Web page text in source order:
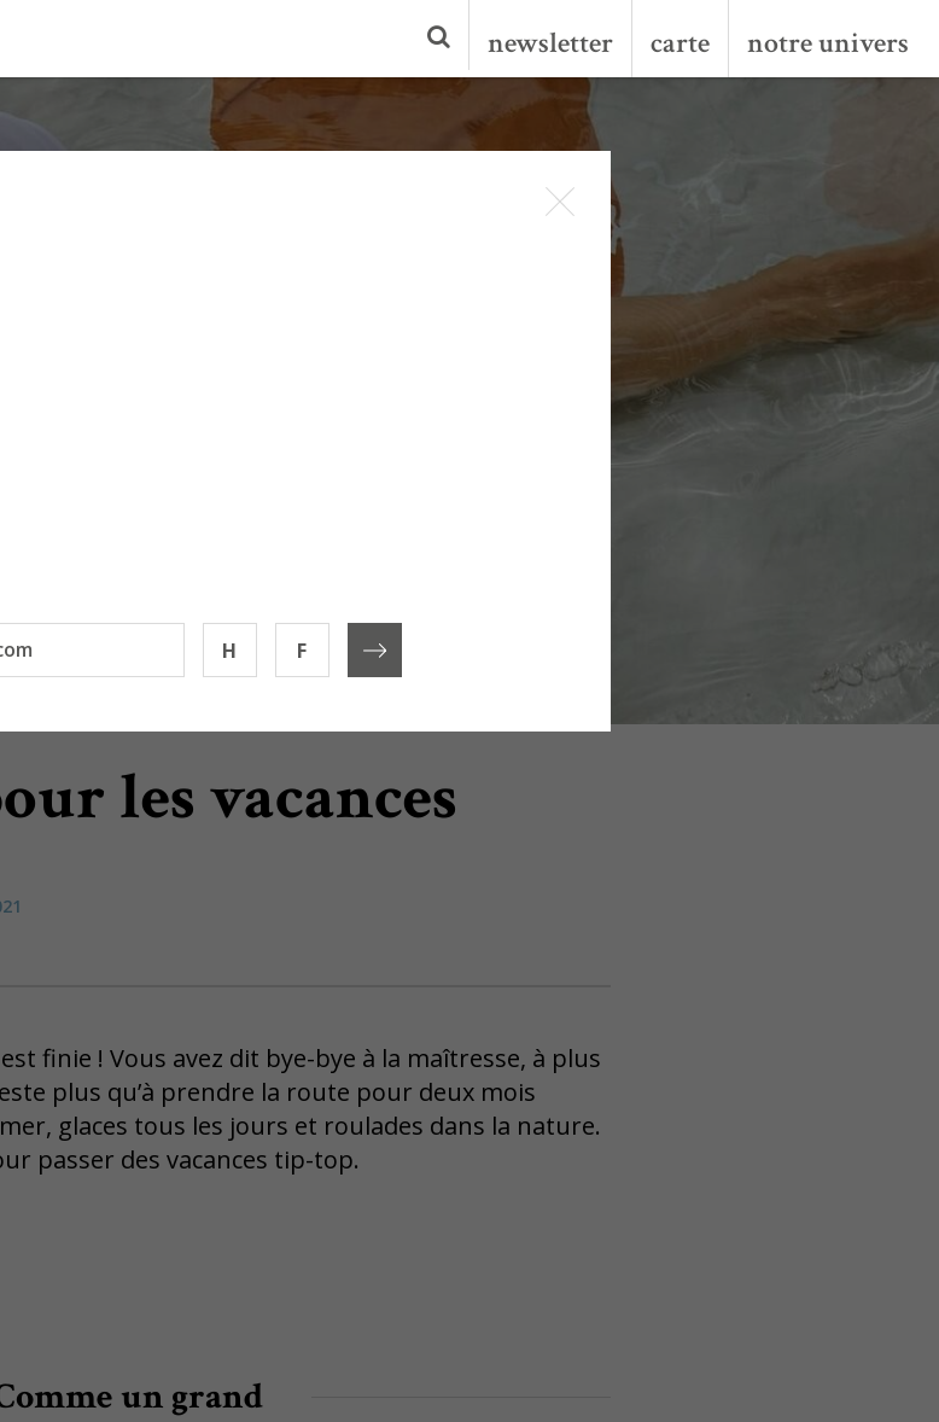
newsletter carte notre univers
les vacances
finie ! Vous avez dit bye-bye à la maîtresse, à plus
plus qu’à prendre la route pour deux mois
glaces tous les jours et roulades dans la nature.
passer des vacances tip-top.
un grand
H F